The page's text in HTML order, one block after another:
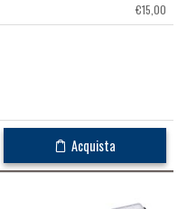
€15,00
Acquista